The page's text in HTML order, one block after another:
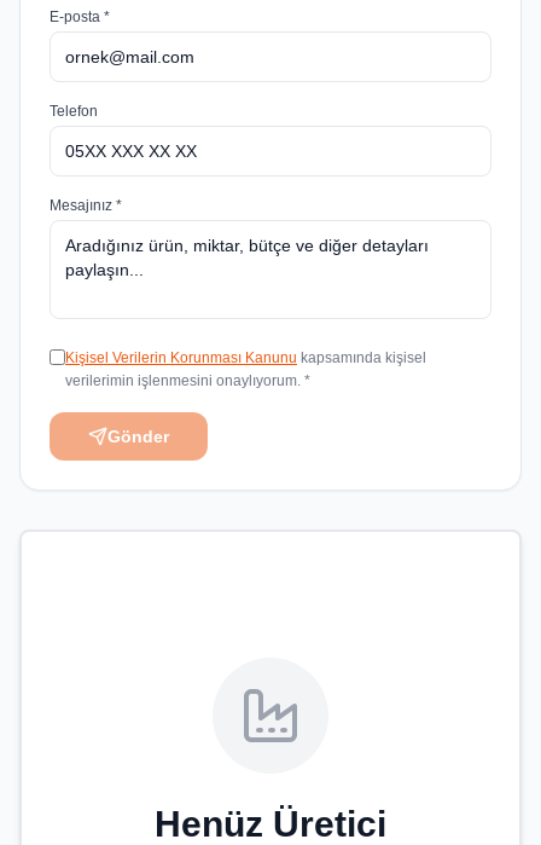
E-posta *
Telefon
Mesajınız *
Kişisel Verilerin Korunması Kanunu kapsamında kişisel
verilerimin işlenmesini onaylıyorum. *
Gönder
Henüz Üretici